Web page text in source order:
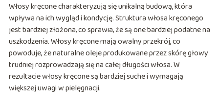
Włosy kręcone charakteryzują się unikalną budową, która
wpływa na ich wygląd i kondycję. Struktura włosa kręconego
jest bardziej złożona, co sprawia, że są one bardziej podatne na
uszkodzenia. Włosy kręcone mają owalny przekrój, co
powoduje, że naturalne oleje produkowane przez skórę głowy
trudniej rozprowadzają się na całej długości włosa. W
rezultacie włosy kręcone są bardziej suche i wymagają
większej uwagi w pielęgnacji.